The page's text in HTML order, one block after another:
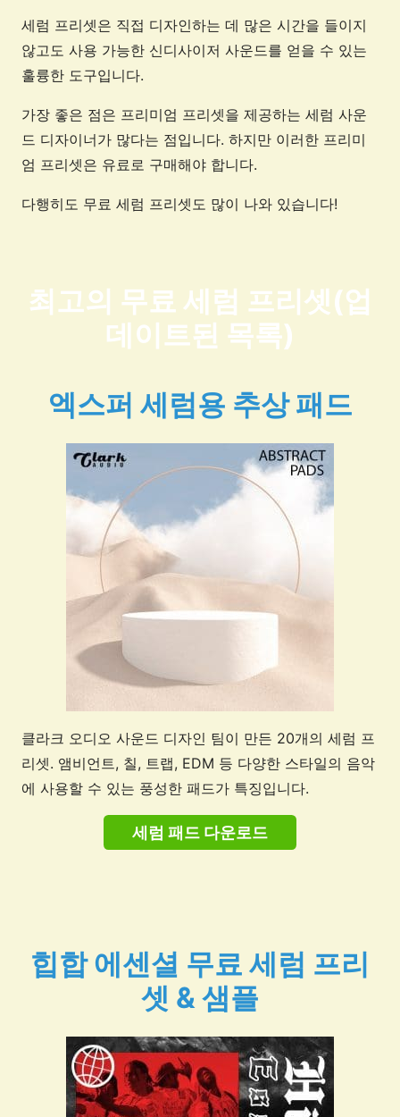
세럼 프리셋은 직접 디자인하는 데 많은 시간을 들이지
않고도 사용 가능한 신디사이저 사운드를 얻을 수 있는
훌륭한 도구입니다.
가장 좋은 점은 프리미엄 프리셋을 제공하는 세럼 사운
드 디자이너가 많다는 점입니다. 하지만 이러한 프리미
엄 프리셋은 유료로 구매해야 합니다.
다행히도 무료 세럼 프리셋도 많이 나와 있습니다!
최고의 무료 세럼 프리셋(업
데이트된 목록)
엑스퍼 세럼용 추상 패드
클라크 오디오 사운드 디자인 팀이 만든 20개의 세럼 프
리셋. 앰비언트, 칠, 트랩, EDM 등 다양한 스타일의 음악
에 사용할 수 있는 풍성한 패드가 특징입니다.
세럼 패드 다운로드
힙합 에센셜 무료 세럼 프리
셋 & 샘플